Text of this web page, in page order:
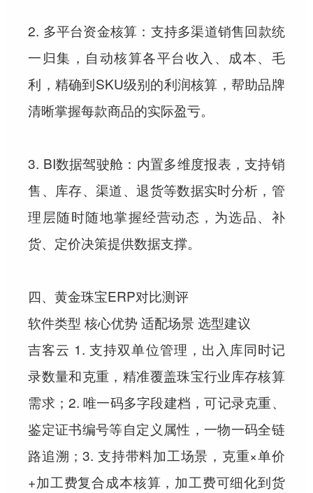
2. 多平台资金核算：支持多渠道销售回款统
一归集，自动核算各平台收入、成本、毛
利，精确到SKU级别的利润核算，帮助品牌
清晰掌握每款商品的实际盈亏。
3. BI数据驾驶舱：内置多维度报表，支持销
售、库存、渠道、退货等数据实时分析，管
理层随时随地掌握经营动态，为选品、补
货、定价决策提供数据支撑。
四、黄金珠宝ERP对比测评
软件类型 核心优势 适配场景 选型建议
吉客云 1. 支持双单位管理，出入库同时记
录数量和克重，精准覆盖珠宝行业库存核算
需求；2. 唯一码多字段建档，可记录克重、
鉴定证书编号等自定义属性，一物一码全链
路追溯；3. 支持带料加工场景，克重×单价
+加工费复合成本核算，加工费可细化到货